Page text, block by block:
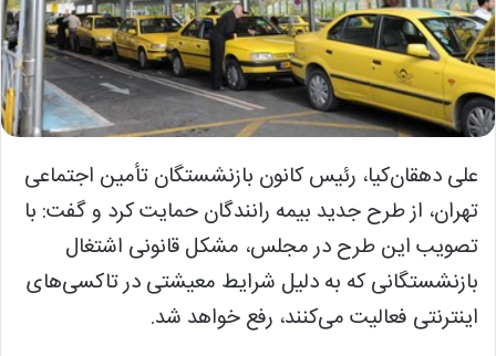
علی دهقان‌کیا، رئیس کانون بازنشستگان تأمین اجتماعی
تهران، از طرح جدید بیمه رانندگان حمایت کرد و گفت: با
تصویب این طرح در مجلس، مشکل قانونی اشتغال
بازنشستگانی که به دلیل شرایط معیشتی در تاکسی‌های
اینترنتی فعالیت می‌کنند، رفع خواهد شد.